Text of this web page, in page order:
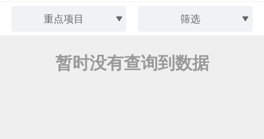
重点项目 筛选
暂时没有查询到数据